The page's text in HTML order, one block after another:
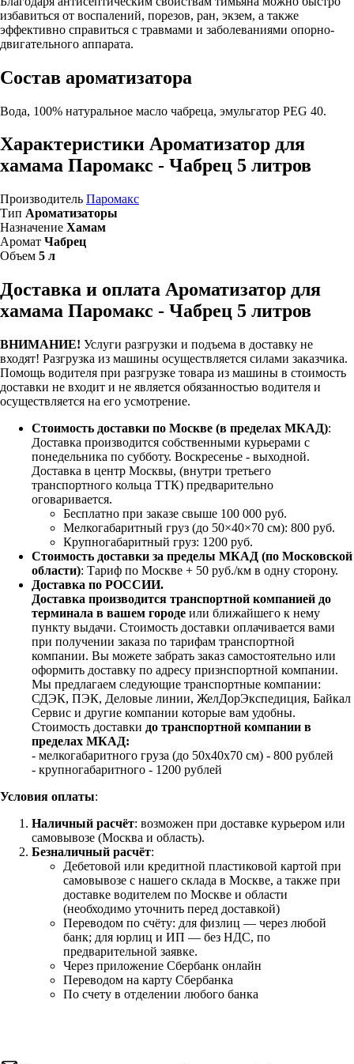
избавиться от воспалений, порезов, ран, экзем, а также
эффективно справиться с травмами и заболеваниями опорно-
двигательного аппарата.
Состав ароматизатора
Вода, 100% натуральное масло чабреца, эмульгатор PEG 40.
Характеристики Ароматизатор для
хамама Паромакс - Чабрец 5 литров
Производитель Паромакс
Тип Ароматизаторы
Назначение Хамам
Аромат Чабрец
Объем 5 л
Доставка и оплата Ароматизатор для
хамама Паромакс - Чабрец 5 литров
ВНИМАНИЕ! Услуги разгрузки и подъема в доставку не
входят! Разгрузка из машины осуществляется силами заказчика.
Помощь водителя при разгрузке товара из машины в стоимость
доставки не входит и не является обязанностью водителя и
осуществляется на его усмотрение.
Стоимость доставки по Москве (в пределах МКАД):
Доставка производится собственными курьерами с
понедельника по субботу. Воскресенье - выходной.
Доставка в центр Москвы, (внутри третьего
транспортного кольца ТТК) предварительно
оговаривается.
Бесплатно при заказе свыше 100 000 руб.
Мелкогабаритный груз (до 50×40×70 см): 800 руб.
Крупногабаритный груз: 1200 руб.
Стоимость доставки за пределы МКАД (по Московской
области): Тариф по Москве + 50 руб./км в одну сторону.
Доставка по РОССИИ.
Доставка производится транспортной компанией до
терминала в вашем городе или ближайшего к нему
пункту выдачи. Стоимость доставки оплачивается вами
при получении заказа по тарифам транспортной
компании. Вы можете забрать заказ самостоятельно или
оформить доставку по адресу признспортной компании.
Мы предлагаем следующие транспортные компании:
СДЭК, ПЭК, Деловые линии, ЖелДорЭкспедиция, Байкал
Сервис и другие компании которые вам удобны.
Стоимость доставки до транспортной компании в
пределах МКАД:
- мелкогабаритного груза (до 50х40х70 см) - 800 рублей
- крупногабаритного - 1200 рублей
Условия оплаты:
Наличный расчёт: возможен при доставке курьером или
самовывозе (Москва и область).
Безналичный расчёт:
Дебетовой или кредитной пластиковой картой при
самовывозе с нашего склада в Москве, а также при
доставке водителем по Москве и области
(необходимо уточнить перед доставкой)
Переводом по счёту: для физлиц — через любой
банк; для юрлиц и ИП — без НДС, по
предварительной заявке.
Через приложение Сбербанк онлайн
Переводом на карту Сбербанка
По счету в отделении любого банка